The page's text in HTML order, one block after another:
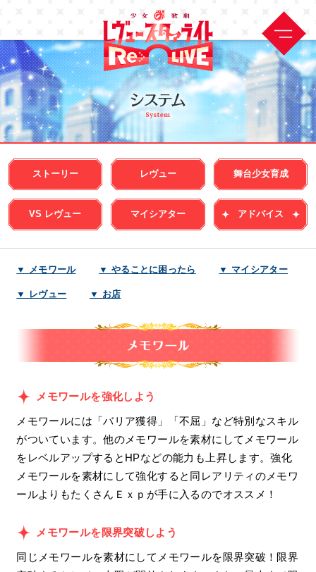
ストーリー レヴュー 舞台少女育成
VS レヴュー マイシアター アドバイス
▼ メモワール ▼ やることに困ったら ▼ マイシアター
▼ レヴュー ▼ お店
メモワールを強化しよう
メモワールには「バリア獲得」「不屈」など特別なスキル
がついています。他のメモワールを素材にしてメモワール
をレベルアップするとHPなどの能力も上昇します。強化
メモワールを素材にして強化すると同レアリティのメモワ
ールよりもたくさんＥｘｐが手に入るのでオススメ！
メモワールを限界突破しよう
同じメモワールを素材にしてメモワールを限界突破！限界